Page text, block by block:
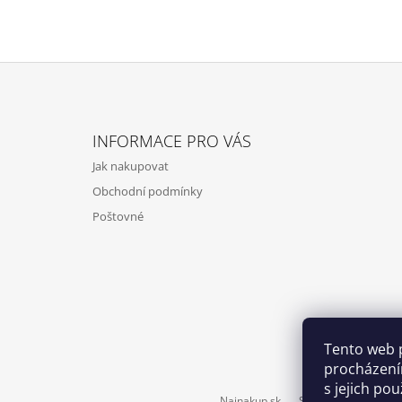
Tento web
s jejich
INFORMACE PRO VÁS
Jak nakupovat
Obchodní podmínky
Poštovné